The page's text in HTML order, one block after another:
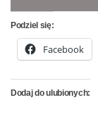
Podziel się:
Facebook
Dodaj do ulubionych: